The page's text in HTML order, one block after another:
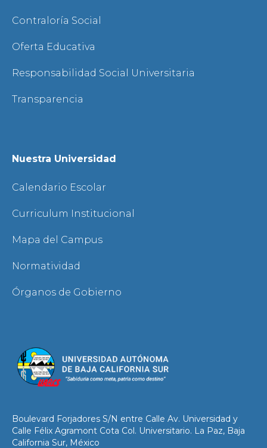
Contraloría Social
Oferta Educativa
Responsabilidad Social Universitaria
Transparencia
Nuestra Universidad
Calendario Escolar
Curriculum Institucional
Mapa del Campus
Normatividad
Órganos de Gobierno
Boulevard Forjadores S/N entre Calle Av. Universidad y
Calle Félix Agramont Cota Col. Universitario. La Paz, Baja
California Sur, México